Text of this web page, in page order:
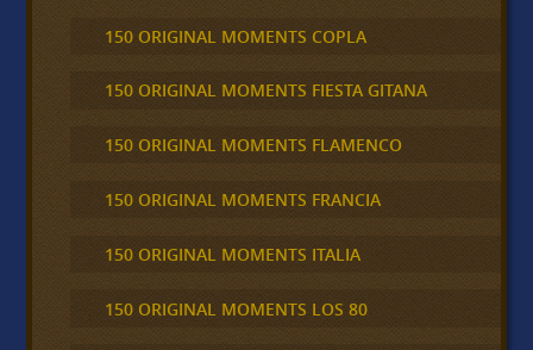
150 ORIGINAL MOMENTS COPLA
150 ORIGINAL MOMENTS FIESTA GITANA
150 ORIGINAL MOMENTS FLAMENCO
150 ORIGINAL MOMENTS FRANCIA
150 ORIGINAL MOMENTS ITALIA
150 ORIGINAL MOMENTS LOS 80